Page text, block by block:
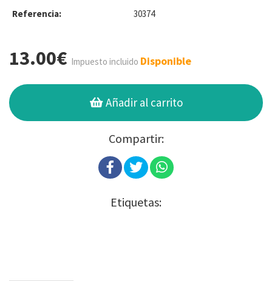
Referencia: 30374
13.00€ Impuesto incluido Disponible
Añadir al carrito
Compartir:
Etiquetas: